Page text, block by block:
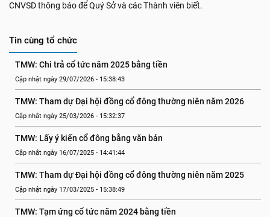
CNVSD thông báo để Quý Sở và các Thành viên biết.
Tin cùng tổ chức
TMW: Chi trả cổ tức năm 2025 bằng tiền
Cập nhật ngày 29/07/2026 - 15:38:43
TMW: Tham dự Đại hội đồng cổ đông thường niên năm 2026
Cập nhật ngày 25/03/2026 - 15:32:37
TMW: Lấy ý kiến cổ đông bằng văn bản
Cập nhật ngày 16/07/2025 - 14:41:44
TMW: Tham dự Đại hội đồng cổ đông thường niên năm 2025
Cập nhật ngày 17/03/2025 - 15:38:49
TMW: Tạm ứng cổ tức năm 2024 bằng tiền